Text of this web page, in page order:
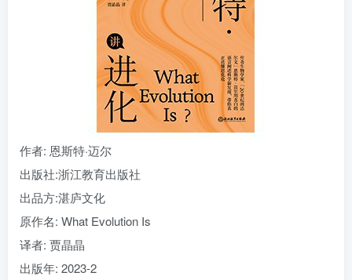
作者: 恩斯特·迈尔
出版社:浙江教育出版社
出品方:湛庐文化
原作名: What Evolution Is
译者: 贾晶晶
出版年: 2023-2
用户名/手机号/邮箱
登录密码
记住登录 找回密码|免密登录
登录